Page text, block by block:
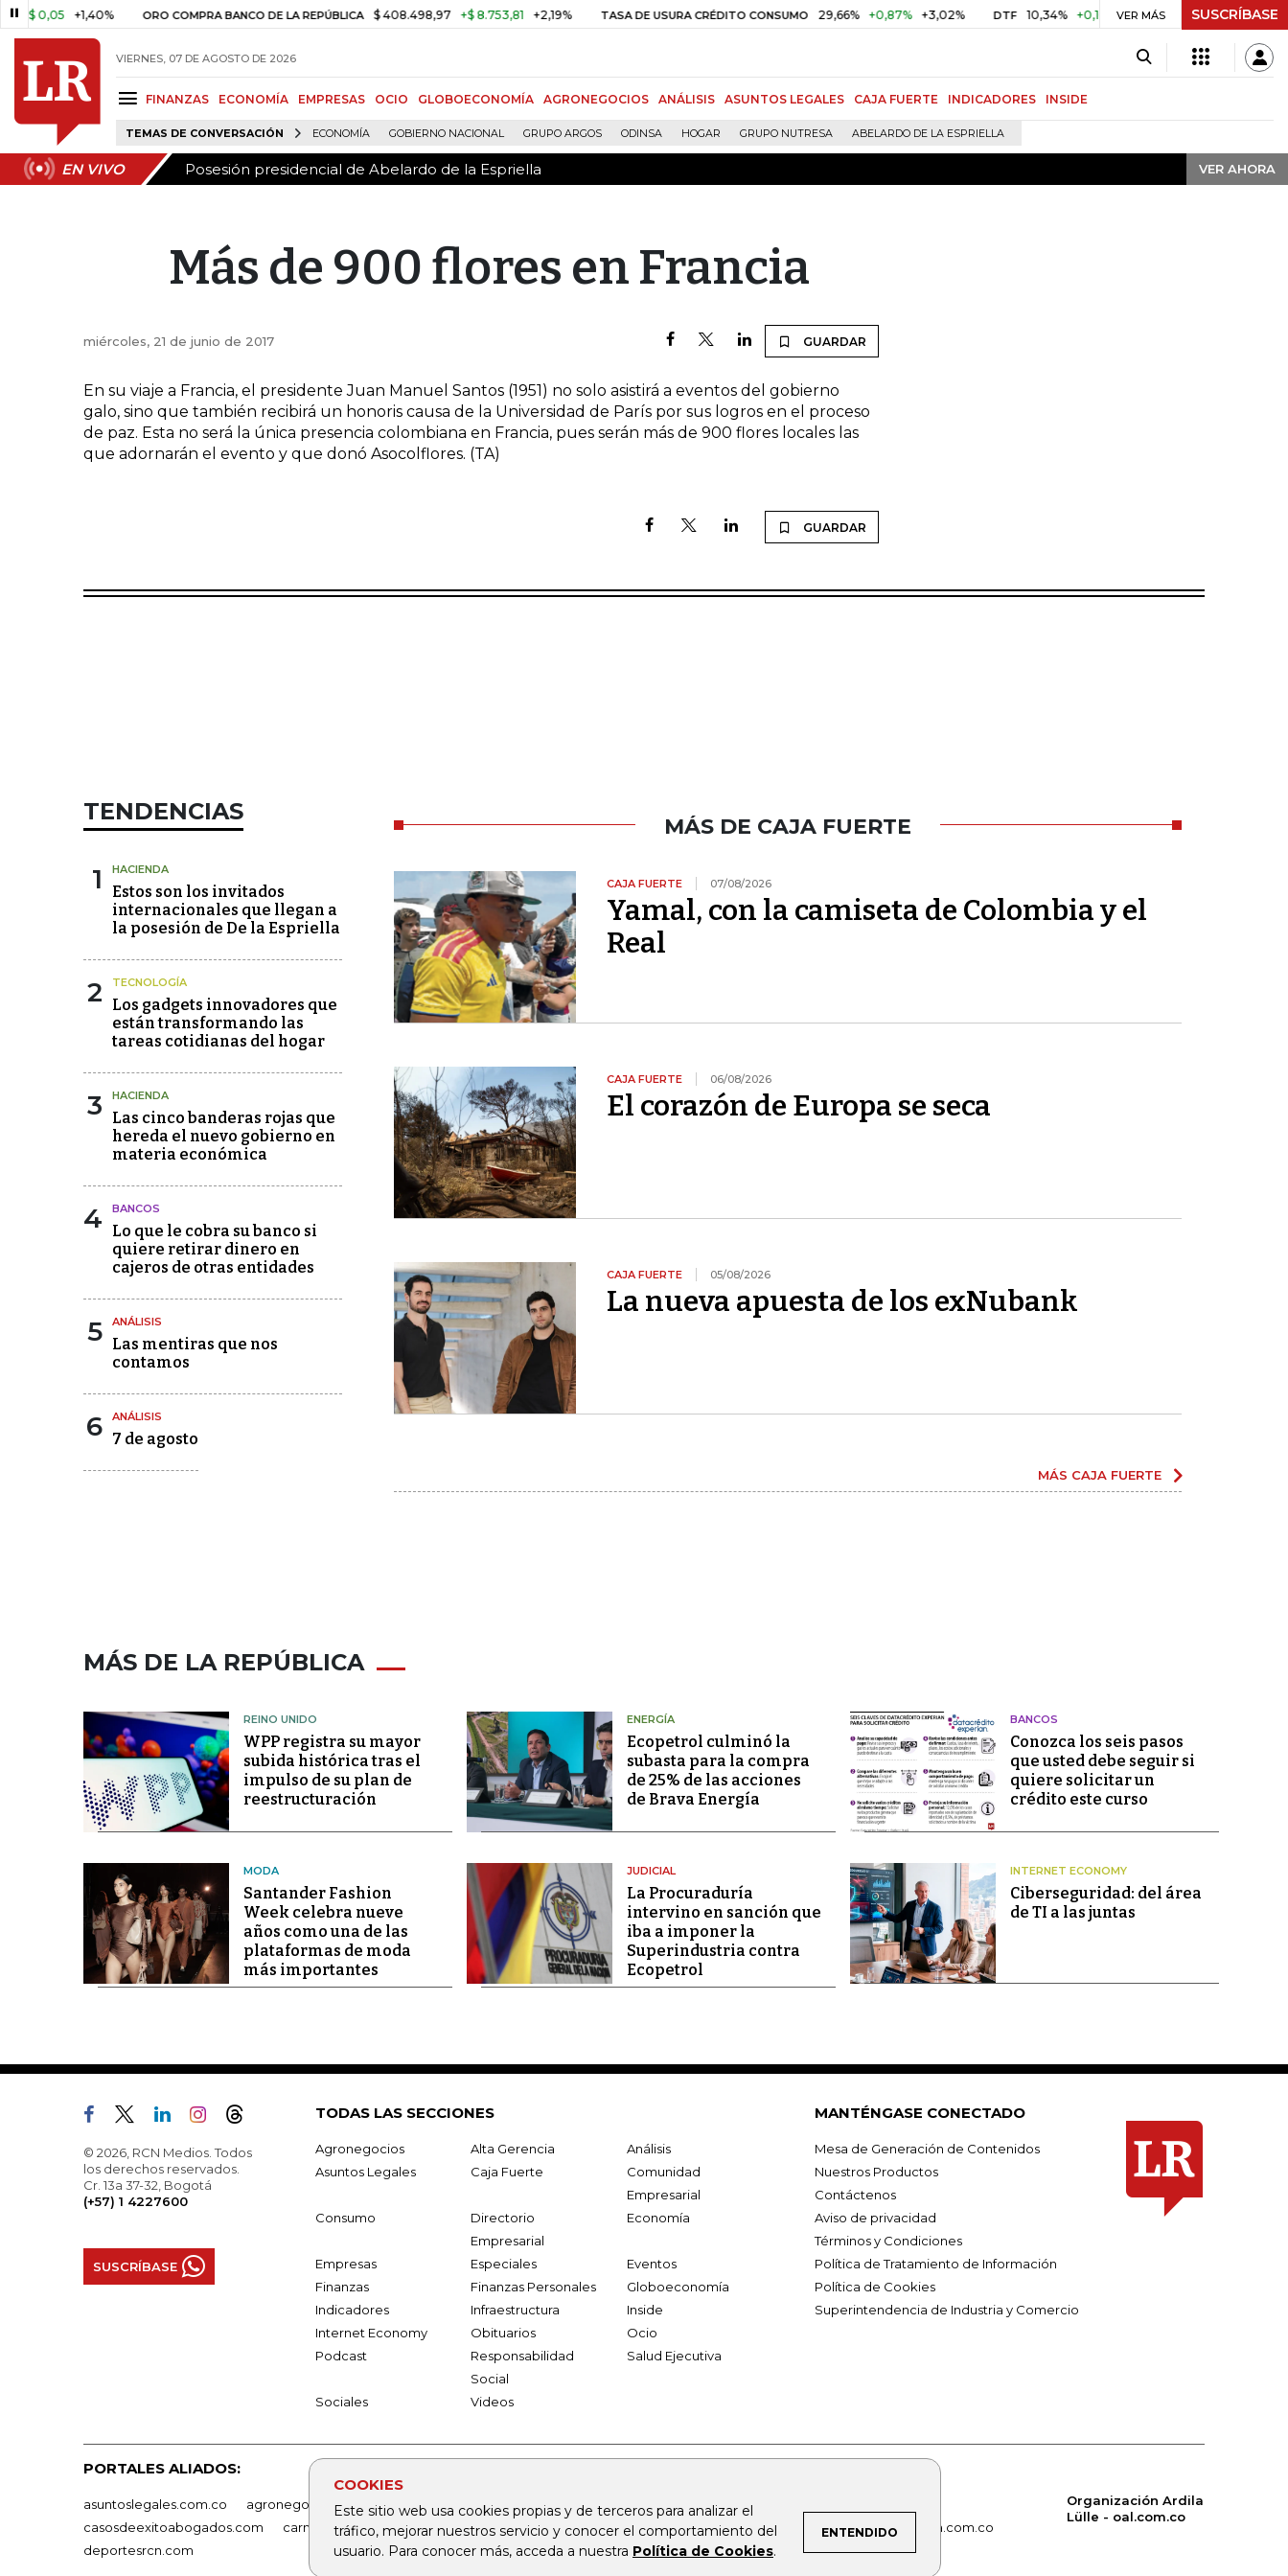
0,05 +1,40% ORO COMPRA BANCO DE LA REPÚBLICA $ 408.498,97 +$ 8.753,81 +2,19% TASA DE USURA CRÉDITO CONSUMO 29,66% +0,87% +3,02% DTF 10,34% +0,10% +0,98% $ 416,91 +$
VER MÁS SUSCRÍBASE
VIERNES, 07 DE AGOSTO DE 2026
FINANZAS ECONOMÍA EMPRESAS OCIO GLOBOECONOMÍA AGRONEGOCIOS ANÁLISIS ASUNTOS LEGALES CAJA FUERTE INDICADORES INSIDE
TEMAS DE CONVERSACIÓN ECONOMÍA GOBIERNO NACIONAL GRUPO ARGOS ODINSA HOGAR GRUPO NUTRESA ABELARDO DE LA ESPRIELLA
EN VIVO Posesión presidencial de Abelardo de la Espriella VER AHORA
EN VIVO Posesión presidencial de Abelardo de la Espriella VER AHORA
COOKIES
Este sitio web usa cookies propias y de terceros para analizar el
tráfico, mejorar nuestros servicio y conocer el comportamiento del
usuario. Para conocer más, acceda a nuestra Política de Cookies.
ENTENDIDO
Más de 900 flores en Francia
miércoles, 21 de junio de 2017 GUARDAR
En su viaje a Francia, el presidente Juan Manuel Santos (1951) no solo asistirá a eventos del gobierno
galo, sino que también recibirá un honoris causa de la Universidad de París por sus logros en el proceso
de paz. Esta no será la única presencia colombiana en Francia, pues serán más de 900 flores locales las
que adornarán el evento y que donó Asocolflores. (TA)
GUARDAR
TENDENCIAS
1 HACIENDA
Estos son los invitados
internacionales que llegan a
la posesión de De la Espriella
2 TECNOLOGÍA
Los gadgets innovadores que
están transformando las
tareas cotidianas del hogar
3 HACIENDA
Las cinco banderas rojas que
hereda el nuevo gobierno en
materia económica
4 BANCOS
Lo que le cobra su banco si
quiere retirar dinero en
cajeros de otras entidades
5 ANÁLISIS
Las mentiras que nos
contamos
6 ANÁLISIS
7 de agosto
MÁS DE CAJA FUERTE
CAJA FUERTE 07/08/2026
Yamal, con la camiseta de Colombia y el
Real
CAJA FUERTE 06/08/2026
El corazón de Europa se seca
CAJA FUERTE 05/08/2026
La nueva apuesta de los exNubank
MÁS CAJA FUERTE
MÁS DE LA REPÚBLICA
REINO UNIDO
WPP registra su mayor
subida histórica tras el
impulso de su plan de
reestructuración
ENERGÍA
Ecopetrol culminó la
subasta para la compra
de 25% de las acciones
de Brava Energía
BANCOS
Conozca los seis pasos
que usted debe seguir si
quiere solicitar un
crédito este curso
MODA
Santander Fashion
Week celebra nueve
años como una de las
plataformas de moda
más importantes
JUDICIAL
La Procuraduría
intervino en sanción que
iba a imponer la
Superindustria contra
Ecopetrol
INTERNET ECONOMY
Ciberseguridad: del área
de TI a las juntas
© 2026, RCN Medios. Todos
los derechos reservados.
Cr. 13a 37-32, Bogotá
(+57) 1 4227600
SUSCRÍBASE
TODAS LAS SECCIONES
Agronegocios Alta Gerencia
Análisis
Asuntos Legales
Caja Fuerte
Comunidad
Empresarial
Consumo
Directorio
Empresarial
Economía
Empresas Especiales
Eventos
Finanzas
Finanzas Personales
Globoeconomía
Indicadores
Infraestructura
Inside
Internet Economy
Obituarios
Ocio
Podcast
Responsabilidad
Social
Salud Ejecutiva
Sociales Videos
MANTÉNGASE CONECTADO
Mesa de Generación de Contenidos
Nuestros Productos
Contáctenos
Aviso de privacidad
Términos y Condiciones
Política de Tratamiento de Información
Política de Cookies
Superintendencia de Industria y Comercio
PORTALES ALIADOS:
asuntoslegales.com.co agronegocios.co empresas.larepublica.co firmasdeabogados.com
bolsaencolombia.com
casosdeexitoabogados.com
carnavalindustriacultural.com canalrcn.com rcnradio.com noticiasrcn.com lafm.com.co
alerta.com.co
deportesrcn.com
Organización Ardila
Lülle - oal.com.co